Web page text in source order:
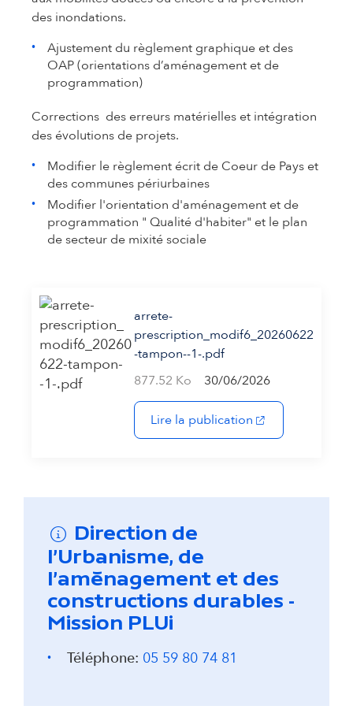
des inondations.
Ajustement du règlement graphique et des
OAP (orientations d’aménagement et de
programmation)
Corrections des erreurs matérielles et intégration
des évolutions de projets.
Modifier le règlement écrit de Coeur de Pays et
des communes périurbaines
Modifier l'orientation d'aménagement et de
programmation " Qualité d'habiter" et le plan
de secteur de mixité sociale
arrete-
prescription_modif6_20260622
-tampon--1-.pdf
877.52 Ko
30/06/2026
Lire la publication (s'ouvre dans
Direction de
l'Urbanisme, de
l'aménagement et des
constructions durables -
Mission PLUi
Téléphone: 05 59 80 74 81